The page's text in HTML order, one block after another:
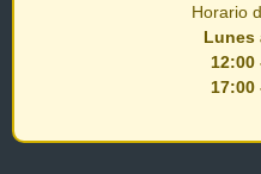
Horario
Lunes
12:00
17:00